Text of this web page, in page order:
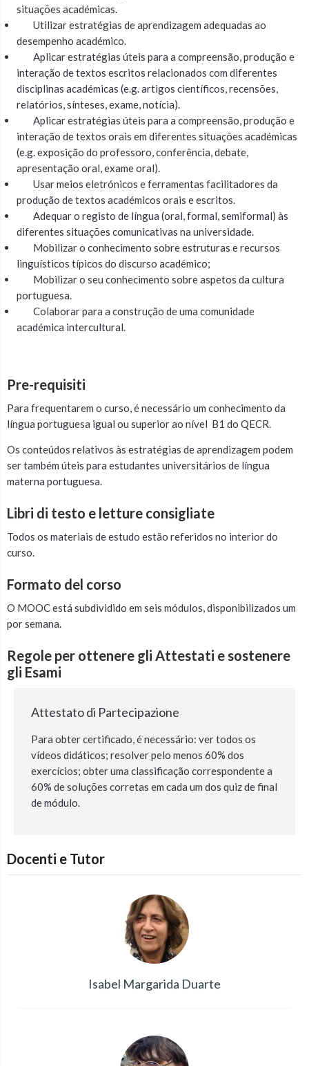
situações académicas.
Utilizar estratégias de aprendizagem adequadas ao
desempenho académico.
Aplicar estratégias úteis para a compreensão, produção e
interação de textos escritos relacionados com diferentes
disciplinas académicas (e.g. artigos científicos, recensões,
relatórios, sínteses, exame, notícia).
Aplicar estratégias úteis para a compreensão, produção e
interação de textos orais em diferentes situações académicas
(e.g. exposição do professoro, conferência, debate,
apresentação oral, exame oral).
Usar meios eletrónicos e ferramentas facilitadores da
produção de textos académicos orais e escritos.
Adequar o registo de língua (oral, formal, semiformal) às
diferentes situações comunicativas na universidade.
Mobilizar o conhecimento sobre estruturas e recursos
linguísticos típicos do discurso académico;
Mobilizar o seu conhecimento sobre aspetos da cultura
portuguesa.
Colaborar para a construção de uma comunidade
académica intercultural.
Pre-requisiti
Para frequentarem o curso, é necessário um conhecimento da
língua portuguesa igual ou superior ao nível B1 do QECR.
Os conteúdos relativos às estratégias de aprendizagem podem
ser também úteis para estudantes universitários de língua
materna portuguesa.
Libri di testo e letture consigliate
Todos os materiais de estudo estão referidos no interior do
curso.
Formato del corso
O MOOC está subdividido em seis módulos, disponibilizados um
por semana.
Regole per ottenere gli Attestati e sostenere
gli Esami
Attestato di Partecipazione
Para obter certificado, é necessário: ver todos os
vídeos didáticos; resolver pelo menos 60% dos
exercícios; obter uma classificação correspondente a
60% de soluções corretas em cada um dos quiz de final
de módulo.
Docenti e Tutor
Isabel Margarida Duarte